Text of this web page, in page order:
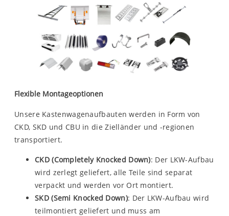
Flexible Montageoptionen
Unsere Kastenwagenaufbauten werden in Form von
CKD, SKD und CBU in die Zielländer und -regionen
transportiert.
CKD (Completely Knocked Down): Der LKW-Aufbau
wird zerlegt geliefert, alle Teile sind separat
verpackt und werden vor Ort montiert.
SKD (Semi Knocked Down): Der LKW-Aufbau wird
teilmontiert geliefert und muss am